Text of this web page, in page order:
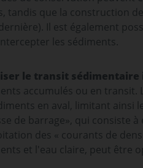
tandis que la construction
Il est également
les sédiments.
le transit sédimentaire
accumulés ou en
en aval, limitant ainsi
de barrage», qui consiste
des « courants de
et l'eau claire, peut être